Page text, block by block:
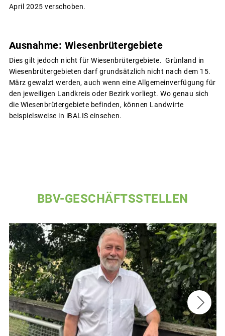
April 2025 verschoben.
Ausnahme: Wiesenbrütergebiete
Dies gilt jedoch nicht für Wiesenbrütergebiete. Grünland in
Wiesenbrütergebieten darf grundsätzlich nicht nach dem 15.
März gewalzt werden, auch wenn eine Allgemeinverfügung für
den jeweiligen Landkreis oder Bezirk vorliegt. Wo genau sich
die Wiesenbrütergebiete befinden, können Landwirte
beispielsweise in iBALIS einsehen.
BBV-GESCHÄFTSSTELLEN